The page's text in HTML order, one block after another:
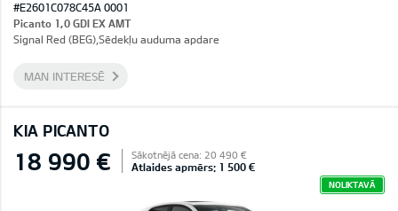
#E2601C078C45A 0001
Picanto 1,0 GDI EX AMT
Signal Red (BEG),Sēdekļu auduma apdare
MAN INTERESĒ
KIA PICANTO
18 990 € Sākotnējā cena: 20 490 €
Atlaides apmērs: 1 500 €
NOLIKTAVĀ